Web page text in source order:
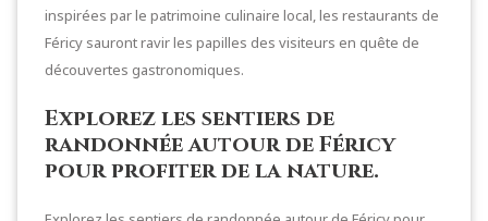
inspirées par le patrimoine culinaire local, les restaurants de
Féricy sauront ravir les papilles des visiteurs en quête de
découvertes gastronomiques.
Explorez les sentiers de
randonnée autour de Féricy
pour profiter de la nature.